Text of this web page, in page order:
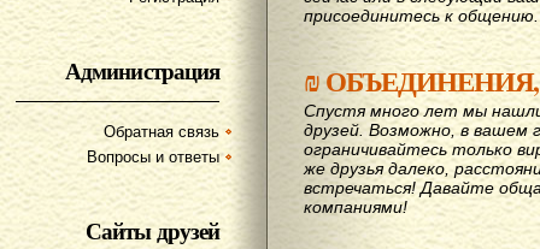
Администрация
Обратная связь
Вопросы и ответы
Сайты друзей
присоединитесь к общению.
₪
Спустя много лет мы
друзей. Возможно, в вашем
ограничивайтесь только
же друзья далеко,
вcтречаться! Давайте
компаниями!